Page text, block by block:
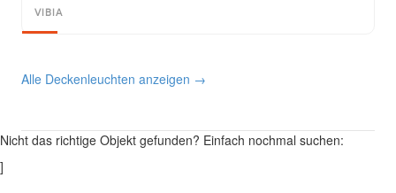
VIBIA
Alle Deckenleuchten anzeigen →
Nicht das richtige Objekt gefunden? Einfach nochmal suchen:
]